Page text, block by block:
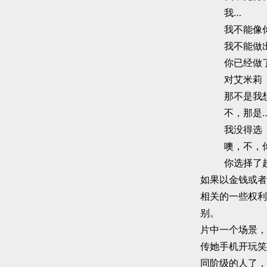
我…
我不能像
我不能做
你已经做
对艾米莉
那不是我
不，那是
我没得选
噢，不，
你选择了
如果以金钱或
相关的一些权
别。
片中一个场景
传她手机开玩
同阶级的人了